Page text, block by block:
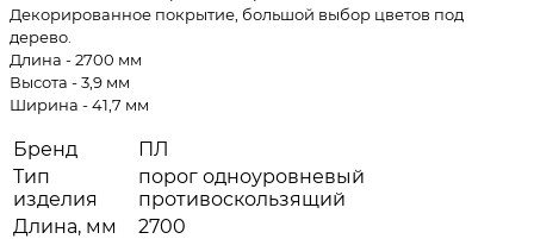
Декорированное покрытие, большой выбор цветов под
дерево.
Длина - 2700 мм
Высота - 3,9 мм
Ширина - 41,7 мм
Бренд
ПЛ
Тип
изделия
порог одноуровневый
противоскользящий
Длина, мм
2700